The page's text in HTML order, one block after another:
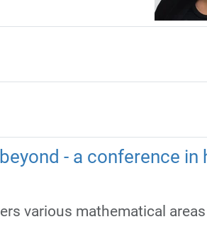
- a conference in
various mathematical